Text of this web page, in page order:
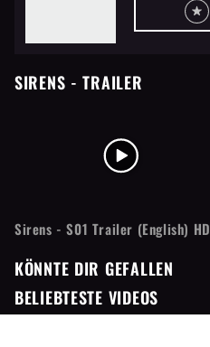
SIRENS - TRAILER
Sirens - S01 Trailer (English) HD
KÖNNTE DIR GEFALLEN
BELIEBTESTE VIDEOS